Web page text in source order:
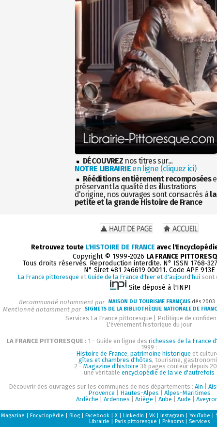
DÉCOUVREZ nos titres sur...
NOTRE LIBRAIRIEen ligne (cliquez ici)
Rééditions entièrement recomposées
préservant la qualité des illustrations
d'origine, nos ouvrages sont consacrés à la
petite et la grande Histoire de France
Retrouvez toute L'HISTOIRE DE FRANCE avec
Copyright © 1999-2026 LA FRANCE
Tous droits réservés. Reproduction interdite. N° ISSN 1768-
N° Siret 481 246619 00011. Code APE 913E
La France pittoresque et Guide de la France d'hier et d'aujourd'hui sont
Site déposé à l'INPI
Recommandé notamment par MAISON DU TOURISME FRANÇAIS dès
Mentionné notamment par SIGNETS DE LA BIBLIOTHÈQUE NATIONALE DE
Services La France pittoresque
Politique de
L'événement historique du jour
LA FRANCE PITTORESQUE : 1 - Guide en ligne des richesses de la France
1999 :
Histoire de France, patrimoine historique et
gîtes et chambres d'hôtes, tourisme,
2 - Magazine d'histoire 36 pages couleur depuis
une véritable encyclopédie de la vie d'autrefois
Découvrir des ouvrages sur les communes de nos départements : Ain
Provence
Hautes-Alpes
Alpes-Maritimes
Ardèche
Ardennes Ariège Aube Aude
Magazine Encyclopédie Blog| Facebook| X| LinkedIn VK| Instagram YouTube
Librairie
Paris pittoresque Prénoms| Services